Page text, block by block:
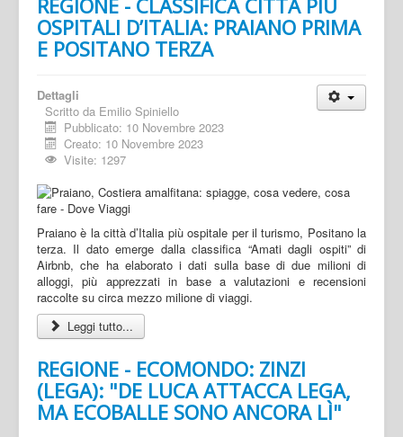
REGIONE - CLASSIFICA CITTÀ PIÙ
OSPITALI D’ITALIA: PRAIANO PRIMA
E POSITANO TERZA
Dettagli
Scritto da Emilio Spiniello
Pubblicato: 10 Novembre 2023
Creato: 10 Novembre 2023
Visite: 1297
Praiano è la città d’Italia più ospitale per il turismo, Positano la
terza. Il dato emerge dalla classifica “Amati dagli ospiti” di
Airbnb, che ha elaborato i dati sulla base di due milioni di
alloggi, più apprezzati in base a valutazioni e recensioni
raccolte su circa mezzo milione di viaggi.
Leggi tutto...
REGIONE - ECOMONDO: ZINZI
(LEGA): "DE LUCA ATTACCA LEGA,
MA ECOBALLE SONO ANCORA LÌ"